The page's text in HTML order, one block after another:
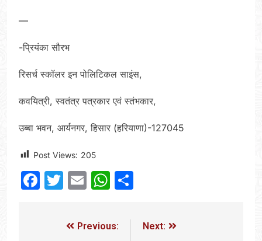
—
-प्रियंका सौरभ
रिसर्च स्कॉलर इन पोलिटिकल साइंस,
कवयित्री, स्वतंत्र पत्रकार एवं स्तंभकार,
उब्बा भवन, आर्यनगर, हिसार (हरियाणा)-127045
Post Views: 205
Facebook
Twitter
EmailWhatsApp
Previous:
Next: